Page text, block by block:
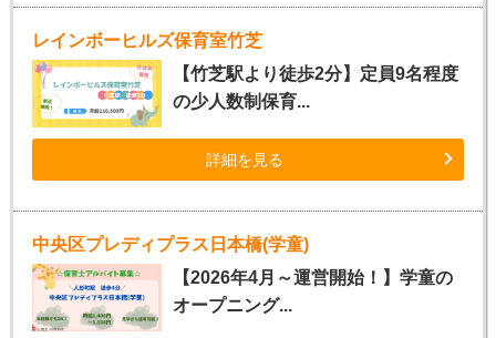
レインボーヒルズ保育室竹芝
【竹芝駅より徒歩2分】定員9名程度
の少人数制保育...
詳細を見る
中央区プレディプラス日本橋(学童)
【2026年4月～運営開始！】学童の
オープニング...